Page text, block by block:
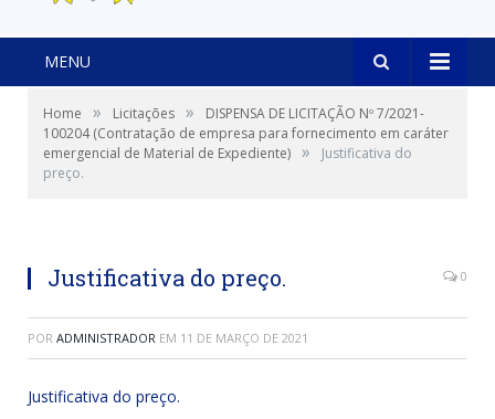
MENU
Home » Licitações »
DISPENSA DE LICITAÇÃO Nº 7/2021-
100204 (Contratação de empresa para fornecimento em caráter
emergencial de Material de Expediente) »
Justificativa do
preço.
Justificativa do preço. 0
POR ADMINISTRADOR EM 11 DE MARÇO DE 2021
Justificativa do preço.